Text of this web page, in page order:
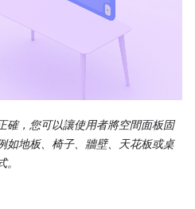
確，您可以讓使用者將空間面板固
如地板、椅子、牆壁、天花板或桌